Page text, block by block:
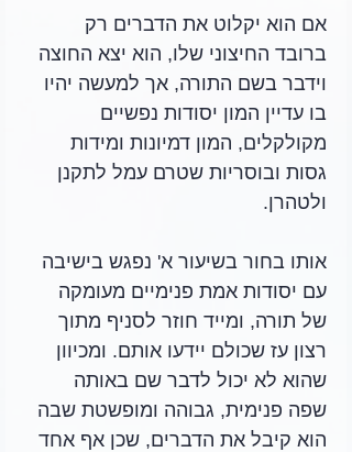
אם הוא יקלוט את הדברים רק
ברובד החיצוני שלו, הוא יצא החוצה
וידבר בשם התורה, אך למעשה יהיו
בו עדיין המון יסודות נפשיים
מקולקלים, המון דמיונות ומידות
גסות ובוסריות שטרם עמל לתקנן
ולטהרן.
אותו בחור בשיעור א' נפגש בישיבה
עם יסודות אמת פנימיים מעומקה
של תורה, ומייד חוזר לסניף מתוך
רצון עז שכולם יידעו אותם. ומכיוון
שהוא לא יכול לדבר שם באותה
שפה פנימית, גבוהה ומופשטת שבה
הוא קיבל את הדברים, שכן אף אחד